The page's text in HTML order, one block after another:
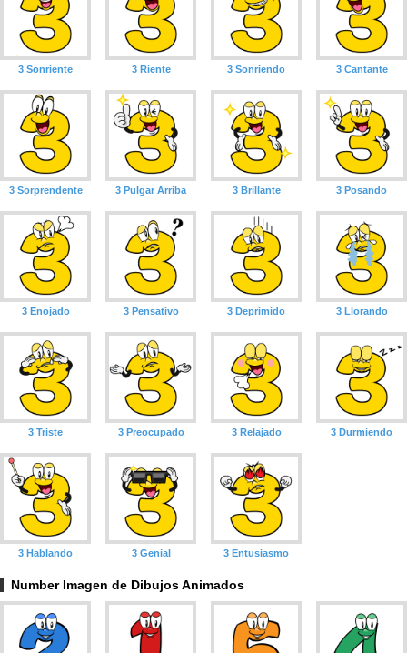
3 Sonriente 3 Riente 3 Sonriendo 3 Cantante
3 Sorprendente 3 Pulgar Arriba 3 Brillante 3 Posando
3 Enojado 3 Pensativo 3 Deprimido 3 Llorando
3 Triste 3 Preocupado 3 Relajado 3 Durmiendo
3 Hablando 3 Genial 3 Entusiasmo
Number Imagen de Dibujos Animados